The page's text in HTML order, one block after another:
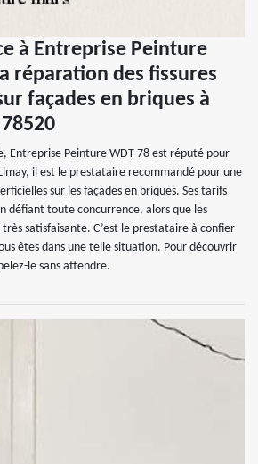
à Entreprise Peinture
réparation des fissures
façades en briques à
Entreprise Peinture WDT 78 est réputé pour
il est le prestataire recommandé pour une
sur les façades en briques. Ses tarifs
défiant toute concurrence, alors que les
satisfaisante. C’est le prestataire à confier
êtes dans une telle situation. Pour découvrir
le sans attendre.